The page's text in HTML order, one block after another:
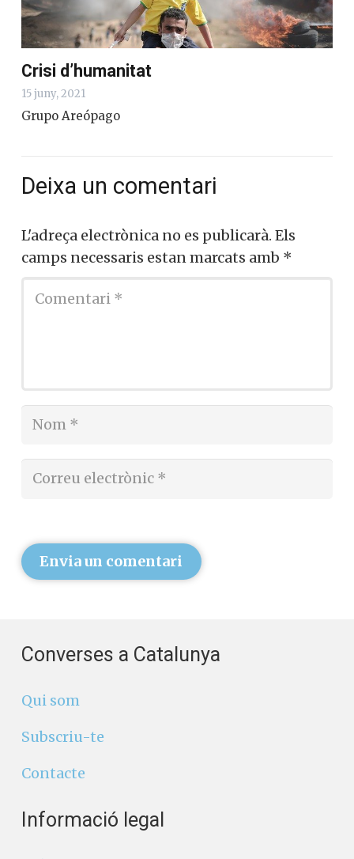
Crisi d’humanitat
15 juny, 2021
Grupo Areópago
Deixa un comentari
L'adreça electrònica no es publicarà. Els
camps necessaris estan marcats amb *
Envia un comentari
Converses a Catalunya
Qui som
Subscriu-te
Contacte
Informació legal